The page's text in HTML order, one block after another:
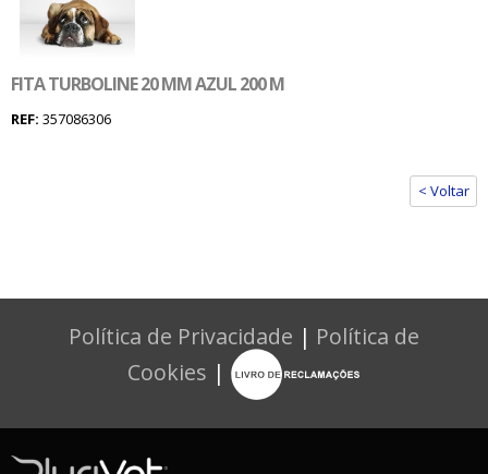
FITA TURBOLINE 20 MM AZUL 200 M
REF: 357086306
< Voltar
Política de Privacidade | Política de
Cookies |